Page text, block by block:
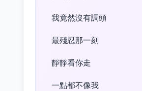
我竟然沒有調頭
最殘忍那一刻
靜靜看你走
一點都不像我